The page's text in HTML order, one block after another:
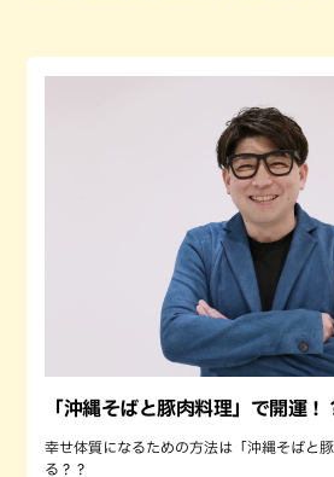
「沖縄そばと豚肉料理」で開運！
幸せ体質になるための方法は「沖縄そばと
る？？